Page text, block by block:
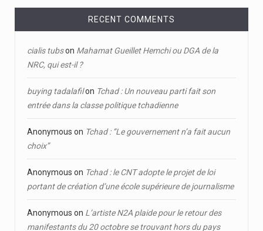
RECENT COMMENTS
cialis tubson Mahamat Gueillet Hemchi ou DGA de la
NRC, qui est-il ?
buying tadalafilon Tchad : Un nouveau parti fait son
entrée dans la classe politique tchadienne
Anonymous on Tchad : ‘’Le gouvernement n’a fait aucun
choix’’
Anonymous on Tchad : le CNT adopte le projet de loi
portant de création d’une école supérieure de journalisme
Anonymous on L’artiste N2A plaide pour le retour des
manifestants du 20 octobre se trouvant hors du pays